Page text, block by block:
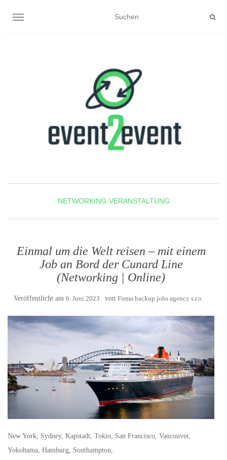
NAVIGATION UMSCHALTEN
NETWORKING-VERANSTALTUNG
Einmal um die Welt reisen – mit einem
Job an Bord der Cunard Line
(Networking | Online)
Veröffentlicht am 6. Juni 2023 von Firma backup jobs agency s.r.o.
New York, Sydney, Kapstadt, Tokio, San Francisco, Vancouver,
Yokohama, Hamburg, Southampton,